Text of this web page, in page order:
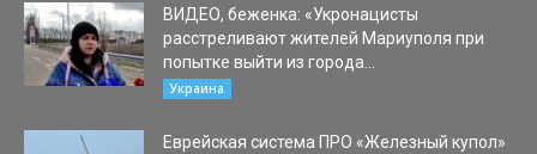
ВИДЕО, беженка: «Укронацисты
расстреливают жителей Мариуполя при
попытке выйти из города...
Украина
Еврейская система ПРО «Железный купол»